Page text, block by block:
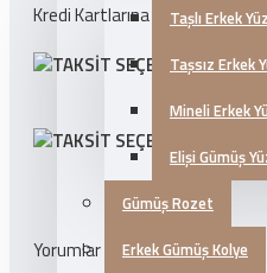
Taşlı Erkek
Taşsız Erkek
Mineli Erkek
Elişi Gümüş
Gümüş Rozet
Erkek Gümüş Kolye
Kredi Kartlarına 3 Taksit
Yorumlar